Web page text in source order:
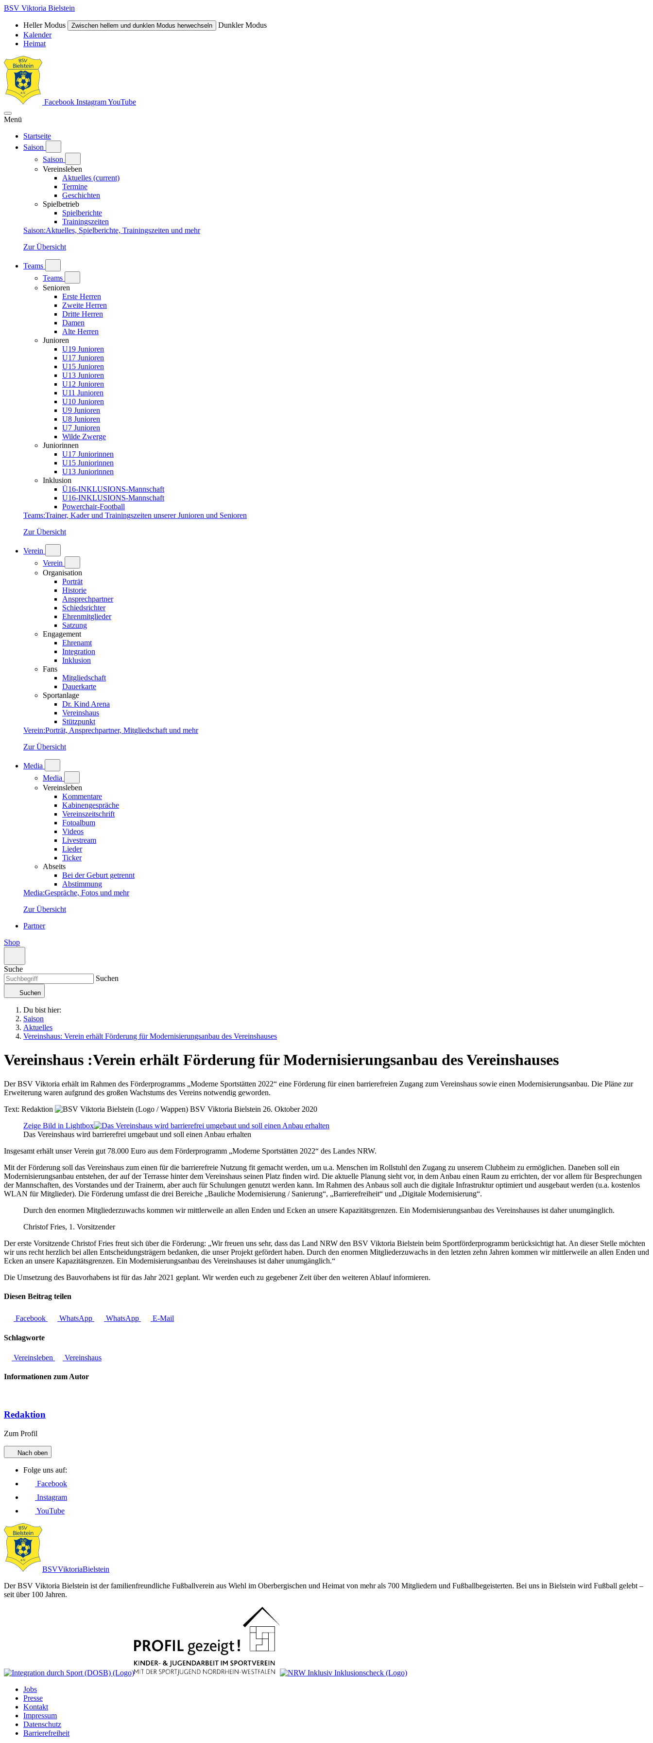
BSV Viktoria Bielstein
Heller Modus Zwischen hellem und dunklen Modus herwechseln
Dunkler Modus
Kalender
Heimat
Facebook InstagramYouTube
Menü
Startseite
Saison
Saison
Vereinsleben
Aktuelles (current)
Termine
Geschichten
Spielbetrieb
Spielberichte
Trainingszeiten
Saison:Aktuelles, Spielberichte, Trainingszeiten und mehr
Zur Übersicht
Teams
Teams
Senioren
Erste Herren
Zweite Herren
Dritte Herren
Damen
Alte Herren
Junioren
U19 Junioren
U17 Junioren
U15 Junioren
U13 Junioren
U12 Junioren
U11 Junioren
U10 Junioren
U9 Junioren
U8 Junioren
U7 Junioren
Wilde Zwerge
Juniorinnen
U17 Juniorinnen
U15 Juniorinnen
U13 Juniorinnen
Inklusion
Ü16-INKLUSIONS-Mannschaft
U16-INKLUSIONS-Mannschaft
Powerchair-Football
Teams:Trainer, Kader und Trainingszeiten unserer Junioren und Senioren
Zur Übersicht
Verein
Verein
Organisation
Porträt
Historie
Ansprechpartner
Schiedsrichter
Ehrenmitglieder
Satzung
Engagement
Ehrenamt
Integration
Inklusion
Fans
Mitgliedschaft
Dauerkarte
Sportanlage
Dr. Kind Arena
Vereinshaus
Stützpunkt
Verein:Porträt, Ansprechpartner, Mitgliedschaft und mehr
Zur Übersicht
Media
Media
Vereinsleben
Kommentare
Kabinengespräche
Vereinszeitschrift
Fotoalbum
Videos
Livestream
Lieder
Ticker
Abseits
Bei der Geburt getrennt
Abstimmung
Media:Gespräche, Fotos und mehr
Zur Übersicht
Partner
Shop
Suche
Suchen
Suchen
Du bist hier:
Saison
Aktuelles
Vereinshaus: Verein erhält Förderung für Moder­nisierungs­anbau des Vereinshauses
Vereinshaus :Verein erhält Förderung für Moder­nisierungs­anbau des Vereinshauses
Der BSV Viktoria erhält im Rahmen des Förderprogramms „Moderne Sportstätten 2022“ eine Förderung für einen barrierefreien Zugang zum Vereinshaus sowie einen Modernisierungsanbau. Die Pläne zur
Erweiterung waren aufgrund des großen Wachstums des Vereins notwendig geworden.
Text: Redaktion BSV Viktoria Bielstein 26. Oktober 2020
Zeige Bild in Lightbox
Das Vereinshaus wird barrierefrei umgebaut und soll einen Anbau erhalten
Insgesamt erhält unser Verein gut 78.000 Euro aus dem Förderprogramm „Moderne Sportstätten 2022“ des Landes NRW.
Mit der Förderung soll das Vereinshaus zum einen für die barrierefreie Nutzung fit gemacht werden, um u.a. Menschen im Rollstuhl den Zugang zu unserem Clubheim zu ermöglichen. Daneben soll ein
Modernisierungsanbau entstehen, der auf der Terrasse hinter dem Vereinshaus seinen Platz finden wird. Die aktuelle Planung sieht vor, in dem Anbau einen Raum zu errichten, der vor allem für Besprechungen
der Mannschaften, des Vorstandes und der Trainerm, aber auch für Schulungen genutzt werden kann. Im Rahmen des Anbaus soll auch die digitale Infrastruktur optimiert und ausgebaut werden (u.a. kostenlos
WLAN für Mitglieder). Die Förderung umfasst die drei Bereiche „Bauliche Modernisierung / Sanierung“, „Barrierefreiheit“ und „Digitale Modernisierung“.
Durch den enormen Mitgliederzuwachs kommen wir mittlerweile an allen Enden und Ecken an unsere Kapazitätsgrenzen. Ein Modernisierungsanbau des Vereinshauses ist daher unumgänglich.
Christof Fries, 1. Vorsitzender
Der erste Vorsitzende Christof Fries freut sich über die Förderung: „Wir freuen uns sehr, dass das Land NRW den BSV Viktoria Bielstein beim Sportförderprogramm berücksichtigt hat. An dieser Stelle möchten
wir uns recht herzlich bei allen Entscheidungsträgern bedanken, die unser Projekt gefördert haben. Durch den enormen Mitgliederzuwachs in den letzten zehn Jahren kommen wir mittlerweile an allen Enden und
Ecken an unsere Kapazitätsgrenzen. Ein Modernisierungsanbau des Vereinshauses ist daher unumgänglich.“
Die Umsetzung des Bauvorhabens ist für das Jahr 2021 geplant. Wir werden euch zu gegebener Zeit über den weiteren Ablauf informieren.
Diesen Beitrag teilen
Facebook WhatsApp WhatsApp E-Mail
Schlagworte
Vereinsleben Vereinshaus
Informationen zum Autor
Redaktion
Zum Profil
Nach oben
Folge uns auf:
Facebook
Instagram
YouTube
BSVViktoriaBielstein
Der BSV Viktoria Bielstein ist der familienfreundliche Fußballverein aus Wiehl im Oberbergischen und Heimat von mehr als 700 Mitgliedern und Fußballbegeisterten. Bei uns in Bielstein wird Fußball gelebt –
seit über 100 Jahren.
Jobs
Presse
Kontakt
Impressum
Datenschutz
Barrierefreiheit